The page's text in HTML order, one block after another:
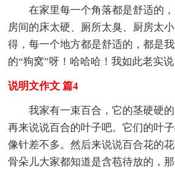
在家里每一个角落都是舒适的，
房间的床太硬、厕所太臭、厨房太
得，每一个地方都是舒适的，都是
的“狗窝”呀！哈哈哈！我如此老实
说明文作文 篇4
我家有一束百合，它的茎硬硬的
再来说说百合的叶子吧。它们的叶
像针差不多。然后来说说百合花的
骨朵儿大家都知道是含苞待放的，